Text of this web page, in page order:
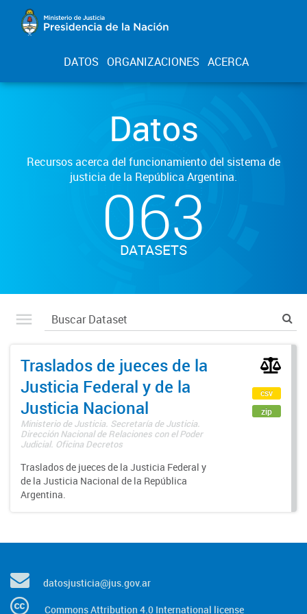
DATOS ORGANIZACIONES ACERCA
Datos
Recursos acerca del funcionamiento del sistema de
justicia de la República Argentina.
063
DATASETS
Traslados de jueces de la
Justicia Federal y de la
Justicia Nacional
Ministerio de Justicia. Secretaría de Justicia.
Dirección Nacional de Relaciones con el Poder
Judicial. Oficina Decretos
Traslados de jueces de la Justicia Federal y
de la Justicia Nacional de la República
Argentina.
csv
zip
datosjusticia@jus.gov.ar
Commons Attribution 4.0 International license